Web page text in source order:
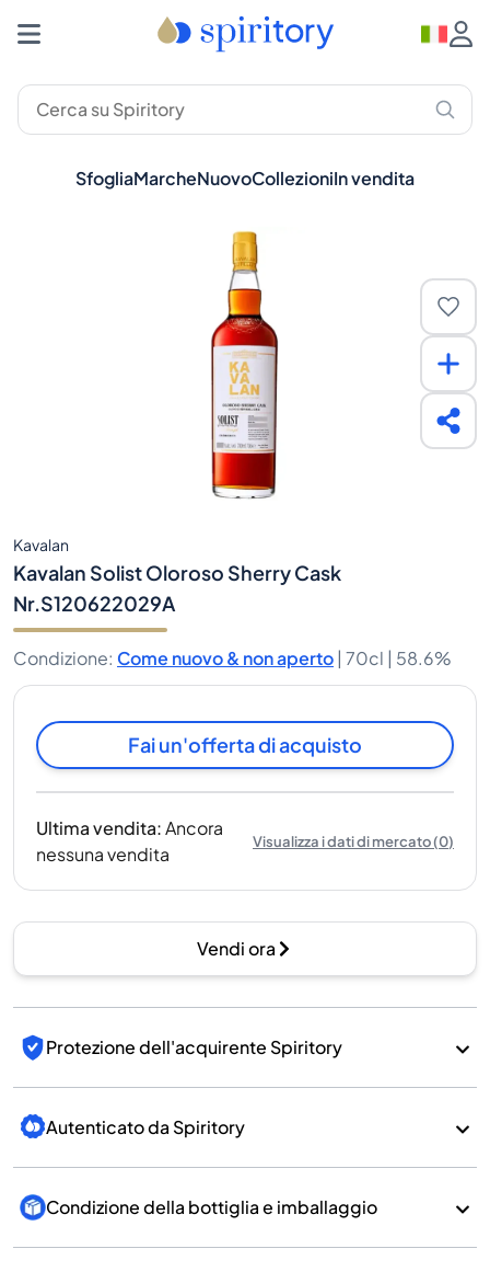
SfogliaMarcheNuovoCollezioniIn vendita
Kavalan
Kavalan Solist Oloroso Sherry Cask
Nr.S120622029A
Condizione: Come nuovo & non aperto | 70cl | 58.6%
Fai un'offerta di acquisto
Ultima vendita:Ancora
nessuna vendita
Visualizza i dati di mercato(0)
Vendi ora
Protezione dell'acquirente Spiritory
Autenticato da Spiritory
Condizione della bottiglia e imballaggio